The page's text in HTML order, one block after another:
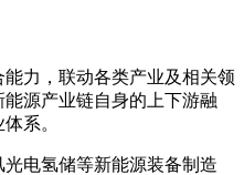
力，联动各类产业及相关领
源产业链自身的上下游融
系。
电氢储等新能源装备制造